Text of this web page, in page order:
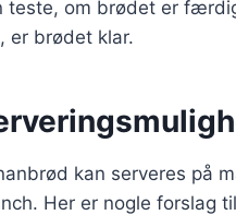
teste, om brødet er
er brødet klar.
kan serveres på
Her er nogle forslag